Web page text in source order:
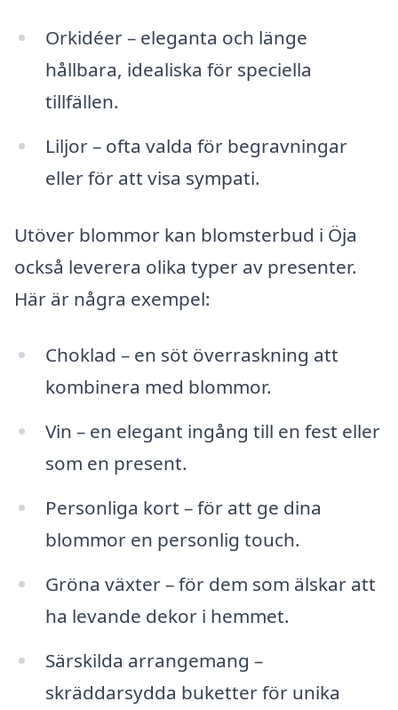
Orkidéer – eleganta och länge
hållbara, idealiska för speciella
tillfällen.
Liljor – ofta valda för begravningar
eller för att visa sympati.
Utöver blommor kan blomsterbud i Öja
också leverera olika typer av presenter.
Här är några exempel:
Choklad – en söt överraskning att
kombinera med blommor.
Vin – en elegant ingång till en fest eller
som en present.
Personliga kort – för att ge dina
blommor en personlig touch.
Gröna växter – för dem som älskar att
ha levande dekor i hemmet.
Särskilda arrangemang –
skräddarsydda buketter för unika